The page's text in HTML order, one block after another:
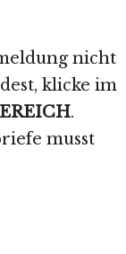
nicht
klicke im
.
musst